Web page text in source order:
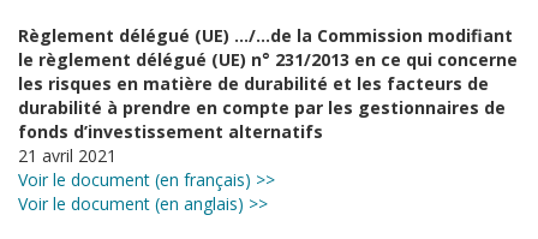
Règlement délégué (UE) …/…de la Commission modifiant
le règlement délégué (UE) n° 231/2013 en ce qui concerne
les risques en matière de durabilité et les facteurs de
durabilité à prendre en compte par les gestionnaires de
fonds d’investissement alternatifs
21 avril 2021
Voir le document (en français) >>
Voir le document (en anglais) >>